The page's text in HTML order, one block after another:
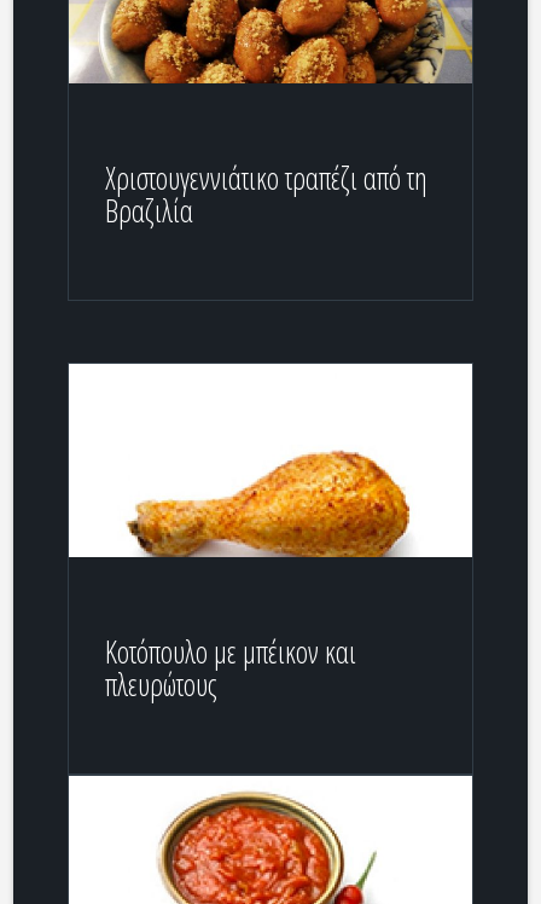
Χριστουγεννιάτικο τραπέζι από τη
Βραζιλία
Κοτόπουλο με μπέικον και
πλευρώτους